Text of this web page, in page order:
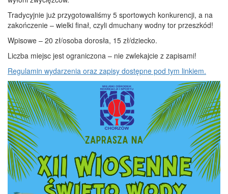
Tradycyjnie już przygotowaliśmy 5 sportowych konkurencji, a na
zakończenie – wielki finał, czyli dmuchany wodny tor przeszkód!
Wpisowe – 20 zł/osoba dorosła, 15 zł/dziecko.
Liczba miejsc jest ograniczona – nie zwlekajcie z zapisami!
Regulamin wydarzenia oraz zapisy dostępne pod tym linkiem.